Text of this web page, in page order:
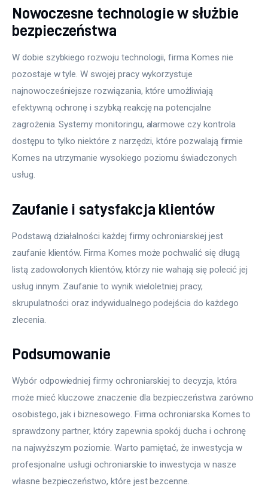
Nowoczesne technologie w służbie
bezpieczeństwa
W dobie szybkiego rozwoju technologii, firma Komes nie
pozostaje w tyle. W swojej pracy wykorzystuje
najnowocześniejsze rozwiązania, które umożliwiają
efektywną ochronę i szybką reakcję na potencjalne
zagrożenia. Systemy monitoringu, alarmowe czy kontrola
dostępu to tylko niektóre z narzędzi, które pozwalają firmie
Komes na utrzymanie wysokiego poziomu świadczonych
usług.
Zaufanie i satysfakcja klientów
Podstawą działalności każdej firmy ochroniarskiej jest
zaufanie klientów. Firma Komes może pochwalić się długą
listą zadowolonych klientów, którzy nie wahają się polecić jej
usług innym. Zaufanie to wynik wieloletniej pracy,
skrupulatności oraz indywidualnego podejścia do każdego
zlecenia.
Podsumowanie
Wybór odpowiedniej firmy ochroniarskiej to decyzja, która
może mieć kluczowe znaczenie dla bezpieczeństwa zarówno
osobistego, jak i biznesowego. Firma ochroniarska Komes to
sprawdzony partner, który zapewnia spokój ducha i ochronę
na najwyższym poziomie. Warto pamiętać, że inwestycja w
profesjonalne usługi ochroniarskie to inwestycja w nasze
własne bezpieczeństwo, które jest bezcenne.